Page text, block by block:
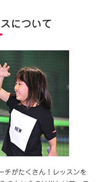
について
チがたくさん！レッスンを